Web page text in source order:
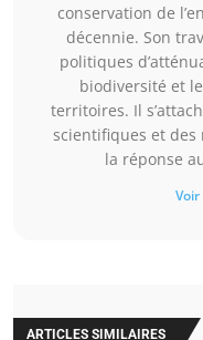
conservation de
décennie. Son
politiques
biodiversité et
territoires. Il
scientifiques et
la réponse
ARTICLES SIMILAIRES